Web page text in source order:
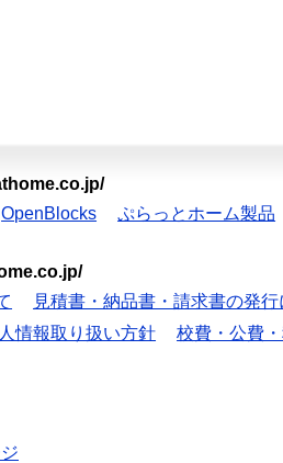
OpenBlocks ぷらっとホーム製品
見積書・納品書・請求書の発行
情報取り扱い方針 校費・公費